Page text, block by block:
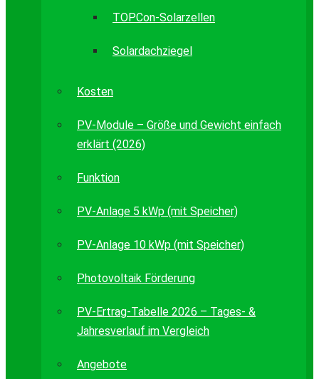
TOPCon-Solarzellen
Solardachziegel
Kosten
PV-Module – Größe und Gewicht einfach
erklärt (2026)
Funktion
PV-Anlage 5 kWp (mit Speicher)
PV-Anlage 10 kWp (mit Speicher)
Photovoltaik Förderung
PV-Ertrag-Tabelle 2026 – Tages- &
Jahresverlauf im Vergleich
Angebote